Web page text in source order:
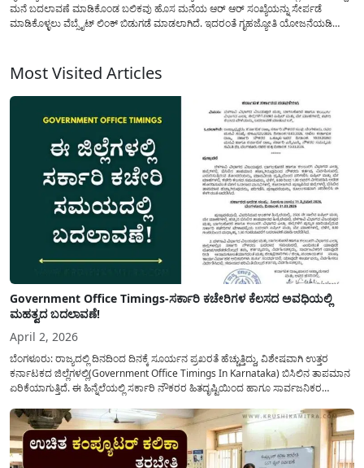
ಮನೆ ಬದಲಾವಣೆ ಮಾಡಿಕೊಂಡ ಬಲಿಕವು ಹೊಸ ಮನೆಯ ಆರ್ ಆರ್ ಸಂಖ್ಯೆಯನ್ನು ಸೇರ್ಪಡೆ
ಮಾಡಿಕೊಳ್ಳಲು ವೆಬ್ಸೈಟ್ ಲಿಂಕ್ ಬಿಡುಗಡೆ ಮಾಡಲಾಗಿದೆ. ಇದರಂತೆ ಗೃಹಜ್ಯೋತಿ ಯೋಜನೆಯಡಿ
Most Visited Articles
Government Office Timings-ಸರ್ಕಾರಿ ಕಚೇರಿಗಳ ಕೆಲಸದ ಅವಧಿಯಲ್ಲಿ
ಮಹತ್ವದ ಬದಲಾವಣೆ!
April 2, 2026
ಬೆಂಗಳೂರು: ರಾಜ್ಯದಲ್ಲಿ ದಿನದಿಂದ ದಿನಕ್ಕೆ ಸೂರ್ಯನ ಪ್ರಖರತೆ ಹೆಚ್ಚುತ್ತಿದ್ದು, ವಿಶೇಷವಾಗಿ ಉತ್ತರ
ಕರ್ನಾಟಕದ ಜಿಲ್ಲೆಗಳಲ್ಲಿ(Government Office Timings In Karnataka) ಬಿಸಿಲಿನ ತಾಪಮಾನ
ಏರಿಕೆಯಾಗುತ್ತಿದೆ. ಈ ಹಿನ್ನೆಲೆಯಲ್ಲಿ ಸರ್ಕಾರಿ ನೌಕರರ ಹಿತದೃಷ್ಟಿಯಿಂದ ಹಾಗೂ ಸಾರ್ವಜನಿಕರ
ಮತ್ತು ಕಲ್ಯಾಣ ಕರ್ನಾಟಕದ ಒಟ್ಟು 9 ಜಿಲ್ಲೆಗಳಲ್ಲಿ ಏಪ್ರಿಲ್...